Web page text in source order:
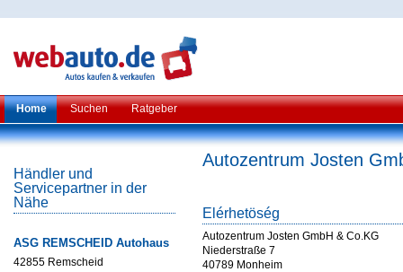
Home Suchen Ratgeber
Händler und
Servicepartner in der
Nähe
ASG REMSCHEID Autohaus
42855 Remscheid
Autozentrum Josten
Elérhetöség
Autozentrum Josten GmbH & Co.KG
Niederstraße 7
40789 Monheim